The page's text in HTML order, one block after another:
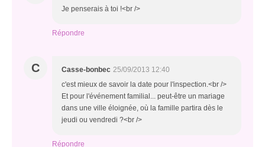
Je penserais à toi !<br />
Répondre
C Casse-bonbec 25/09/2013 12:40
c'est mieux de savoir la date pour l'inspection.<br />
Et pour l'événement familial... peut-être un mariage
dans une ville éloignée, où la famille partira dès le
jeudi ou vendredi ?<br />
Répondre